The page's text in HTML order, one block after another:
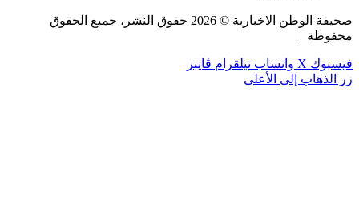
صحيفة الوطن الاخبارية © 2026 حقوق النشر، جميع الحقوق
محفوظة |
فيسبوك ‫X واتساب تيلقرام ڤايبر
زر الذهاب إلى الأعلى